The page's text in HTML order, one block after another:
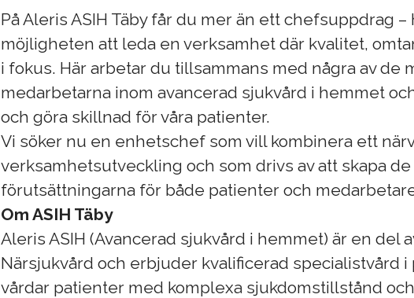
På Aleris ASIH Täby får du mer än ett chefsuppdrag –
möjligheten att leda en verksamhet där kvalitet,
i fokus. Här arbetar du tillsammans med några av de
medarbetarna inom avancerad sjukvård i hemmet
och göra skillnad för våra patienter.
Vi söker nu en enhetschef som vill kombinera ett
verksamhetsutveckling och som drivs av att skapa de
förutsättningarna för både patienter och
Om ASIH Täby
Aleris ASIH (Avancerad sjukvård i hemmet) är en del
Närsjukvård och erbjuder kvalificerad specialistvård i
vårdar patienter med komplexa sjukdomstillstånd